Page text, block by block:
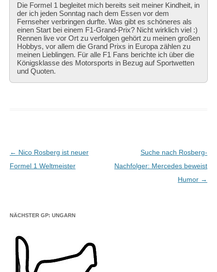
Die Formel 1 begleitet mich bereits seit meiner Kindheit, in
der ich jeden Sonntag nach dem Essen vor dem
Fernseher verbringen durfte. Was gibt es schöneres als
einen Start bei einem F1-Grand-Prix? Nicht wirklich viel :)
Rennen live vor Ort zu verfolgen gehört zu meinen großen
Hobbys, vor allem die Grand Prixs in Europa zählen zu
meinen Lieblingen. Für alle F1 Fans berichte ich über die
Königsklasse des Motorsports in Bezug auf Sportwetten
und Quoten.
Beitragsnavigation
← Nico Rosberg ist neuer
Formel 1 Weltmeister
Suche nach Rosberg-
Nachfolger: Mercedes beweist
Humor →
NÄCHSTER GP: UNGARN